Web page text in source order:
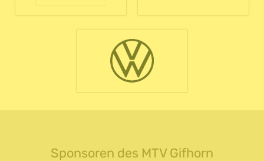
Sponsoren des MTV Gifhorn